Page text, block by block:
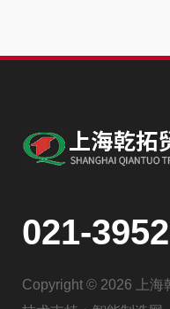
021-
Copyright © 2026 上海